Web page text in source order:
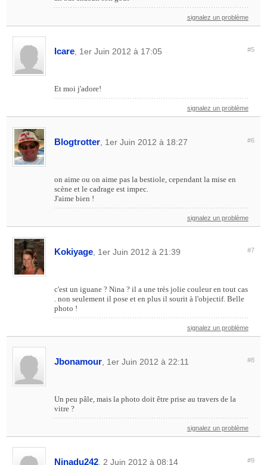
signalez un problème
Icare , 1er Juin 2012 à 17:05 #5
Et moi j'adore!
signalez un problème
Blogtrotter , 1er Juin 2012 à 18:27 #6
on aime ou on aime pas la bestiole, cependant la mise en
scène et le cadrage est impec.
J'aime bien !
signalez un problème
Kokiyage , 1er Juin 2012 à 21:39 #7
c'est un iguane ? Nina ? il a une très jolie couleur en tout cas
. non seulement il pose et en plus il sourit à l'objectif. Belle
photo !
signalez un problème
Jbonamour , 1er Juin 2012 à 22:11 #8
Un peu pâle, mais la photo doit être prise au travers de la
vitre ?
signalez un problème
Ninadu242 , 2 Juin 2012 à 08:14 #9